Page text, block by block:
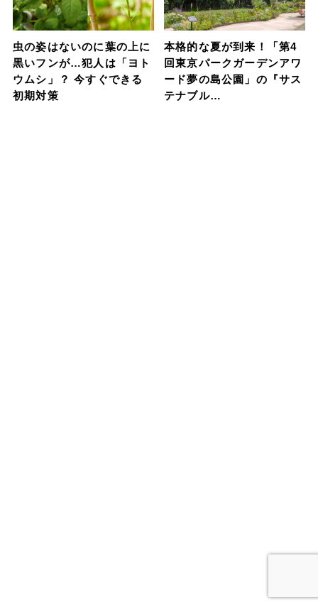
虫の姿はないのに葉の上に
黒いフンが…犯人は「ヨト
ウムシ」？ 今すぐできる
初期対策
本格的な夏が到来！「第4
回東京パークガーデンアワ
ード夢の島公園」の『サス
テナブル…